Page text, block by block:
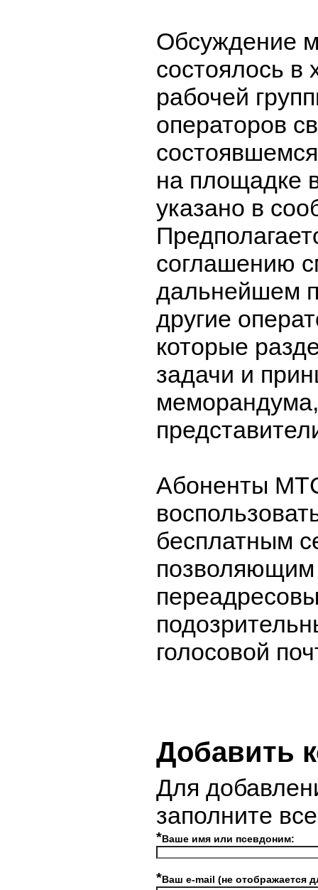
Обсуждение
состоялось в
рабочей
операторов
на площадке
указано в
соглашению
дальнейшем
другие
которые
задачи и
Абоненты
бесплатным
позволяющим
голосовой
Добавить
Для
заполните
*Ваше имя или псевдоним:
*Ваш e-mail (не отображается